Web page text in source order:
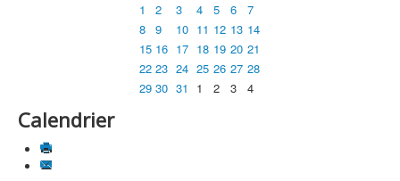
1
2 3 4 5 6
7
8 9 10 11 12 13 14
15 16 17 18 19 20 21
22 23 24 25 26 27 28
29 30 31 1 2 3 4
Calendrier